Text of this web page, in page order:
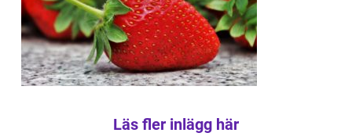
Läs fler inlägg här